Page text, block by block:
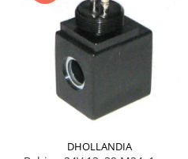
DHOLLANDIA